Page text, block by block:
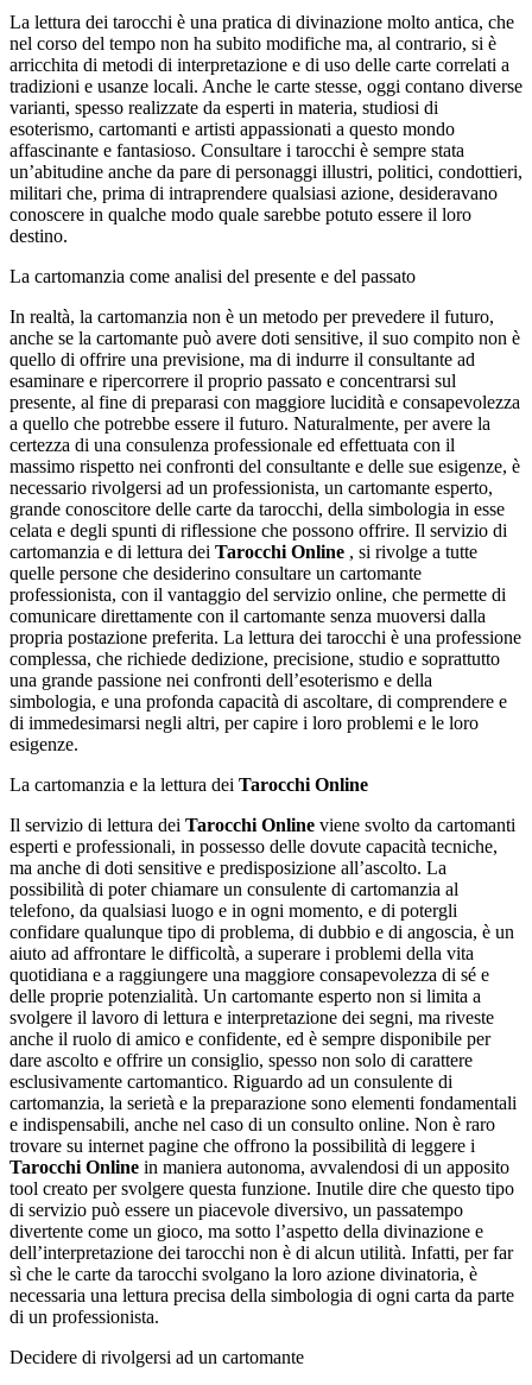
La lettura dei tarocchi è una pratica di divinazione molto antica, che
nel corso del tempo non ha subito modifiche ma, al contrario, si è
arricchita di metodi di interpretazione e di uso delle carte correlati a
tradizioni e usanze locali. Anche le carte stesse, oggi contano diverse
varianti, spesso realizzate da esperti in materia, studiosi di
esoterismo, cartomanti e artisti appassionati a questo mondo
affascinante e fantasioso. Consultare i tarocchi è sempre stata
un’abitudine anche da pare di personaggi illustri, politici, condottieri,
militari che, prima di intraprendere qualsiasi azione, desideravano
conoscere in qualche modo quale sarebbe potuto essere il loro
destino.
La cartomanzia come analisi del presente e del passato
In realtà, la cartomanzia non è un metodo per prevedere il futuro,
anche se la cartomante può avere doti sensitive, il suo compito non è
quello di offrire una previsione, ma di indurre il consultante ad
esaminare e ripercorrere il proprio passato e concentrarsi sul
presente, al fine di preparasi con maggiore lucidità e consapevolezza
a quello che potrebbe essere il futuro. Naturalmente, per avere la
certezza di una consulenza professionale ed effettuata con il
massimo rispetto nei confronti del consultante e delle sue esigenze, è
necessario rivolgersi ad un professionista, un cartomante esperto,
grande conoscitore delle carte da tarocchi, della simbologia in esse
celata e degli spunti di riflessione che possono offrire. Il servizio di
cartomanzia e di lettura dei Tarocchi Online , si rivolge a tutte
quelle persone che desiderino consultare un cartomante
professionista, con il vantaggio del servizio online, che permette di
comunicare direttamente con il cartomante senza muoversi dalla
propria postazione preferita. La lettura dei tarocchi è una professione
complessa, che richiede dedizione, precisione, studio e soprattutto
una grande passione nei confronti dell’esoterismo e della
simbologia, e una profonda capacità di ascoltare, di comprendere e
di immedesimarsi negli altri, per capire i loro problemi e le loro
esigenze.
La cartomanzia e la lettura dei Tarocchi Online
Il servizio di lettura dei Tarocchi Online viene svolto da cartomanti
esperti e professionali, in possesso delle dovute capacità tecniche,
ma anche di doti sensitive e predisposizione all’ascolto. La
possibilità di poter chiamare un consulente di cartomanzia al
telefono, da qualsiasi luogo e in ogni momento, e di potergli
confidare qualunque tipo di problema, di dubbio e di angoscia, è un
aiuto ad affrontare le difficoltà, a superare i problemi della vita
quotidiana e a raggiungere una maggiore consapevolezza di sé e
delle proprie potenzialità. Un cartomante esperto non si limita a
svolgere il lavoro di lettura e interpretazione dei segni, ma riveste
anche il ruolo di amico e confidente, ed è sempre disponibile per
dare ascolto e offrire un consiglio, spesso non solo di carattere
esclusivamente cartomantico. Riguardo ad un consulente di
cartomanzia, la serietà e la preparazione sono elementi fondamentali
e indispensabili, anche nel caso di un consulto online. Non è raro
trovare su internet pagine che offrono la possibilità di leggere i
Tarocchi Online in maniera autonoma, avvalendosi di un apposito
tool creato per svolgere questa funzione. Inutile dire che questo tipo
di servizio può essere un piacevole diversivo, un passatempo
divertente come un gioco, ma sotto l’aspetto della divinazione e
dell’interpretazione dei tarocchi non è di alcun utilità. Infatti, per far
sì che le carte da tarocchi svolgano la loro azione divinatoria, è
necessaria una lettura precisa della simbologia di ogni carta da parte
di un professionista.
Decidere di rivolgersi ad un cartomante